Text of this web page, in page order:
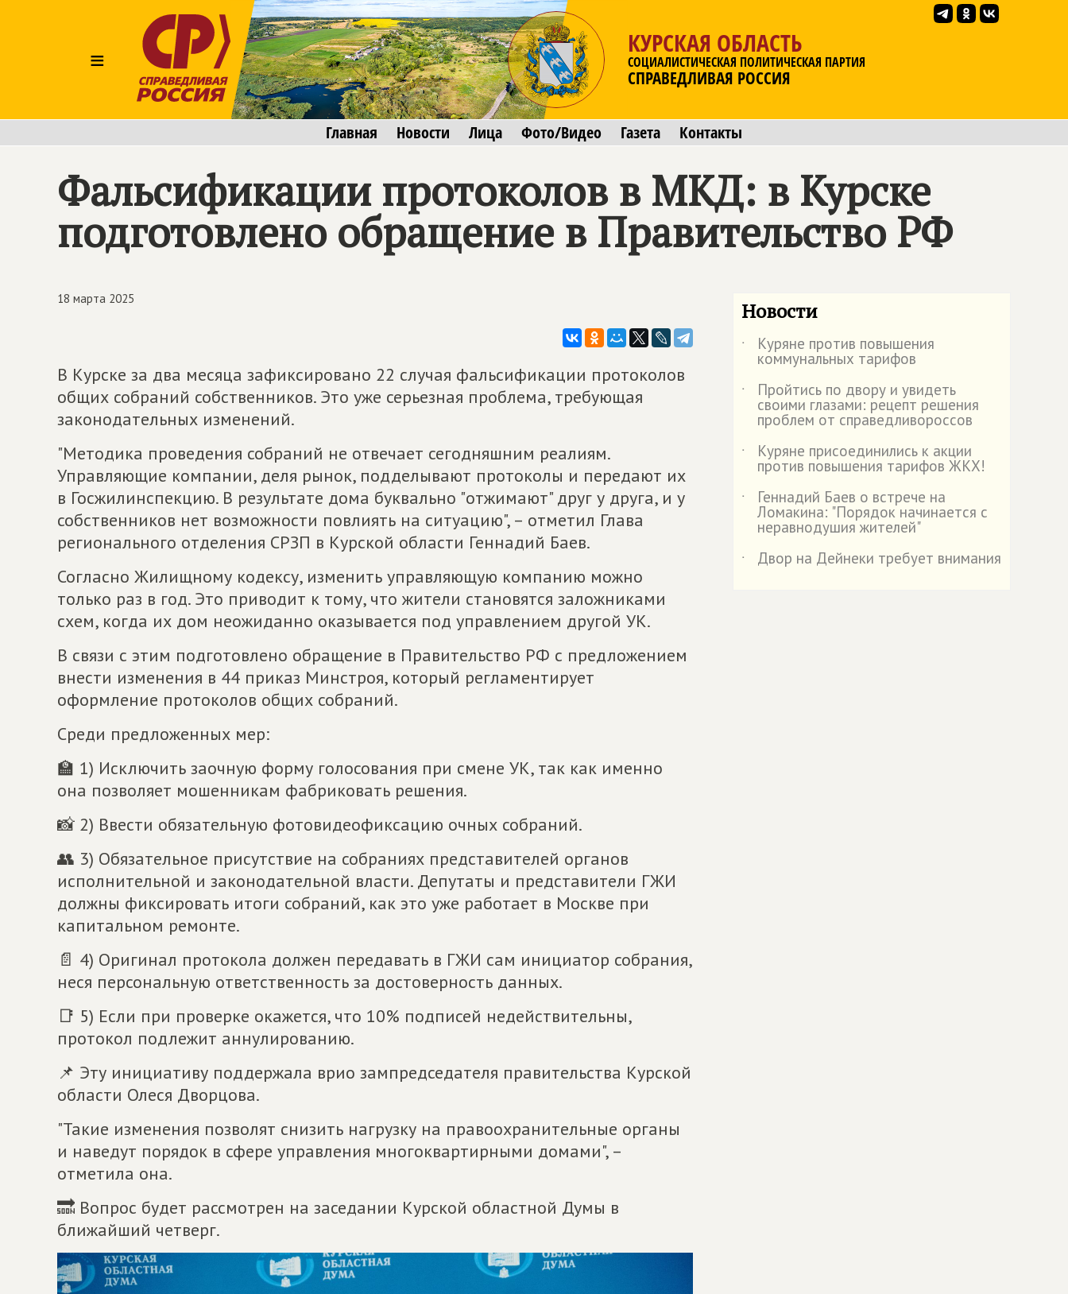
≡
КУРСКАЯ ОБЛАСТЬ
СОЦИАЛИСТИЧЕСКАЯ ПОЛИТИЧЕСКАЯ ПАРТИЯ
СПРАВЕДЛИВАЯ РОССИЯ
Главная Новости Лица Фото/Видео Газета Контакты
Фальсификации протоколов в МКД: в Курске
подготовлено обращение в Правительство РФ
18 марта 2025
В Курске за два месяца зафиксировано 22 случая фальсификации протоколов
общих собраний собственников. Это уже серьезная проблема, требующая
законодательных изменений.
"Методика проведения собраний не отвечает сегодняшним реалиям.
Управляющие компании, деля рынок, подделывают протоколы и передают их
в Госжилинспекцию. В результате дома буквально "отжимают" друг у друга, и у
собственников нет возможности повлиять на ситуацию", – отметил Глава
регионального отделения СРЗП в Курской области Геннадий Баев.
Согласно Жилищному кодексу, изменить управляющую компанию можно
только раз в год. Это приводит к тому, что жители становятся заложниками
схем, когда их дом неожиданно оказывается под управлением другой УК.
В связи с этим подготовлено обращение в Правительство РФ с предложением
внести изменения в 44 приказ Минстроя, который регламентирует
оформление протоколов общих собраний.
Среди предложенных мер:
🏫 1) Исключить заочную форму голосования при смене УК, так как именно
она позволяет мошенникам фабриковать решения.
📸 2) Ввести обязательную фотовидеофиксацию очных собраний.
👥 3) Обязательное присутствие на собраниях представителей органов
исполнительной и законодательной власти. Депутаты и представители ГЖИ
должны фиксировать итоги собраний, как это уже работает в Москве при
капитальном ремонте.
📄 4) Оригинал протокола должен передавать в ГЖИ сам инициатор собрания,
неся персональную ответственность за достоверность данных.
📑 5) Если при проверке окажется, что 10% подписей недействительны,
протокол подлежит аннулированию.
📌 Эту инициативу поддержала врио зампредседателя правительства Курской
области Олеся Дворцова.
"Такие изменения позволят снизить нагрузку на правоохранительные органы
и наведут порядок в сфере управления многоквартирными домами", –
отметила она.
🔜 Вопрос будет рассмотрен на заседании Курской областной Думы в
ближайший четверг.
Новости
˙ Куряне против повышения
коммунальных тарифов
˙
Пройтись по двору и увидеть
своими глазами: рецепт решения
проблем от справедливороссов
˙
Куряне присоединились к акции
против повышения тарифов ЖКХ!
˙
Геннадий Баев о встрече на
Ломакина: "Порядок начинается с
неравнодушия жителей"
˙
Двор на Дейнеки требует внимания